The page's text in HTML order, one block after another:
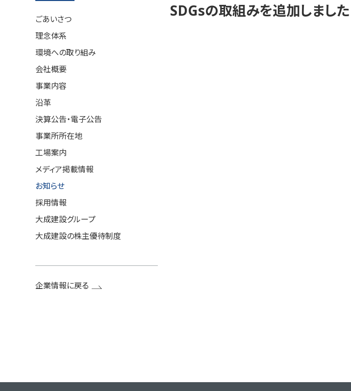
ごあいさつ
理念体系
環境への取り組み
会社概要
事業内容
沿革
決算公告・電子公告
事業所所在地
工場案内
メディア掲載情報
お知らせ
採用情報
大成建設グループ
大成建設の株主優待制度
企業情報に戻る
SDGsの取組みを追加しました